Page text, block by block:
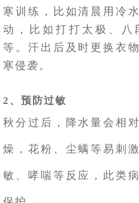
寒训练，比如清晨用冷
动，比如打打太极、八
等。汗出后及时更换衣
寒侵袭。
2、预防过敏
秋分过后，降水量会相
燥，花粉、尘螨等易刺
敏、哮喘等反应，此类